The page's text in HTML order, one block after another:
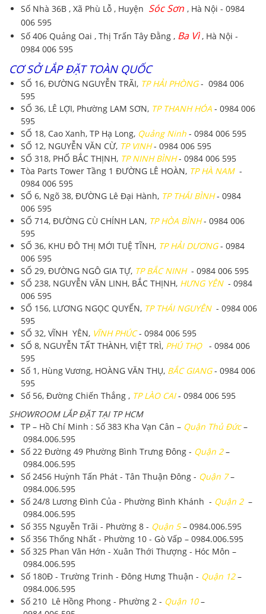
Số Nhà 36B , Xã Phù Lỗ , Huyện Sóc Sơn , Hà Nội - 0984
006 595
Số 406 Quảng Oai , Thị Trấn Tây Đằng , Ba Vì , Hà Nội -
0984 006 595
CƠ SỞ LẮP ĐẶT TOÀN QUỐC
SỐ 16, ĐƯỜNG NGUYỄN TRÃI, TP HẢI PHÒNG- 0984 006
595
SỐ 36, LÊ LỢI, Phường LAM SƠN, TP THANH HÓA - 0984 006
595
SỐ 18, Cao Xanh, TP Hạ Long, Quảng Ninh - 0984 006 595
SỐ 12, NGUYỄN VĂN CỪ, TP VINH- 0984 006 595
SỐ 318, PHỐ BẮC THỊNH, TP NINH BÌNH- 0984 006 595
Tòa Parts Tower Tầng 1 ĐƯỜNG LÊ HOÀN, TP HÀ NAM -
0984 006 595
SỐ 6, Ngõ 38, ĐƯỜNG Lê Đại Hành, TP THÁI BÌNH- 0984
006 595
SỐ 714, ĐƯỜNG CÙ CHÍNH LAN, TP HÒA BÌNH- 0984 006
595
SỐ 36, KHU ĐÔ THỊ MỚI TUỆ TĨNH, TP HẢI DƯƠNG- 0984
006 595
SỐ 29, ĐƯỜNG NGÔ GIA TỰ, TP BẮC NINH- 0984 006 595
SỐ 238, NGUYỄN VĂN LINH, BẮC THỊNH, HƯNG YÊN- 0984
006 595
SỐ 156, LƯƠNG NGỌC QUYẾN, TP THÁI NGUYÊN- 0984 006
595
SỐ 32, VĨNH YÊN, VĨNH PHÚC- 0984 006 595
SỐ 8, NGUYỄN TẤT THÀNH, VIỆT TRÌ, PHÚ THỌ- 0984 006
595
Số 1, Hùng Vương, HOÀNG VĂN THỤ, BẮC GIANG- 0984 006
595
Số 56, Đường Chiến Thắng , TP LÀO CAI- 0984 006 595
SHOWROOM LẮP ĐẶT TẠI TP HCM
TP – Hồ Chí Minh : Số 383 Kha Vạn Cân – Quận Thủ Đức–
0984.006.595
Số 22 Đường 49 Phường Bình Trưng Đông - Quận 2–
0984.006.595
Số 2456 Huỳnh Tấn Phát - Tân Thuận Đông - Quận 7–
0984.006.595
Số 24/8 Lương Đình Của - Phường Bình Khánh - Quận 2 –
0984.006.595
Số 355 Nguyễn Trãi - Phường 8 - Quận 5– 0984.006.595
Số 356 Thống Nhất - Phường 10 - Gò Vấp – 0984.006.595
Số 325 Phan Văn Hớn - Xuân Thới Thượng - Hóc Môn –
0984.006.595
Số 180Đ - Trường Trinh - Đông Hưng Thuận - Quận 12–
0984.006.595
Số 210 Lê Hồng Phong - Phường 2 - Quận 10–